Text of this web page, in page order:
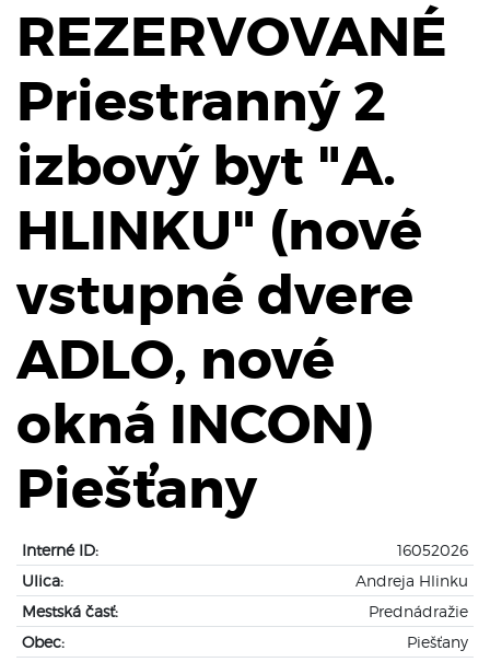
REZERVOVANÉ
Priestranný 2
izbový byt "A.
HLINKU" (nové
vstupné dvere
ADLO, nové
okná INCON)
Piešťany
Interné ID:
16052026
Ulica:
Andreja Hlinku
Mestská časť:
Prednádražie
Obec:
Piešťany